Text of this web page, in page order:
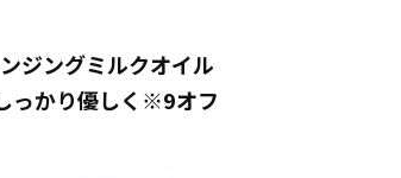
ジングミルクオイル
っかり優しく※9オフ